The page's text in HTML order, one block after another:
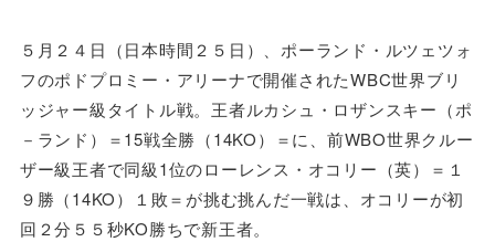
５月２４日（日本時間２５日）、ポーランド・ルツェツォ
フのポドプロミー・アリーナで開催されたWBC世界ブリ
ッジャー級タイトル戦。王者ルカシュ・ロザンスキー（ポ
－ランド）＝15戦全勝（14KO）＝に、前WBO世界クルー
ザー級王者で同級1位のローレンス・オコリー（英）＝１
９勝（14KO）１敗＝が挑む挑んだ一戦は、オコリーが初
回２分５５秒KO勝ちで新王者。